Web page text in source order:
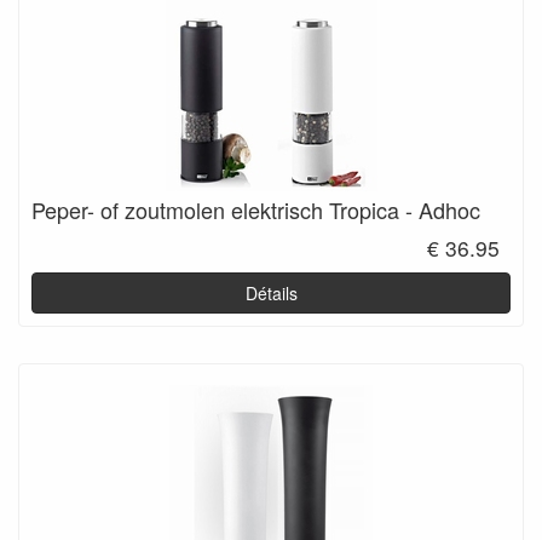
Peper- of zoutmolen elektrisch Tropica - Adhoc
€ 36.95
Détails